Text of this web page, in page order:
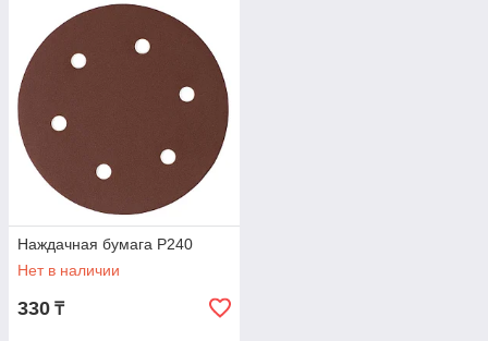
Наждачная бумага Р240
Нет в наличии
330 ₸